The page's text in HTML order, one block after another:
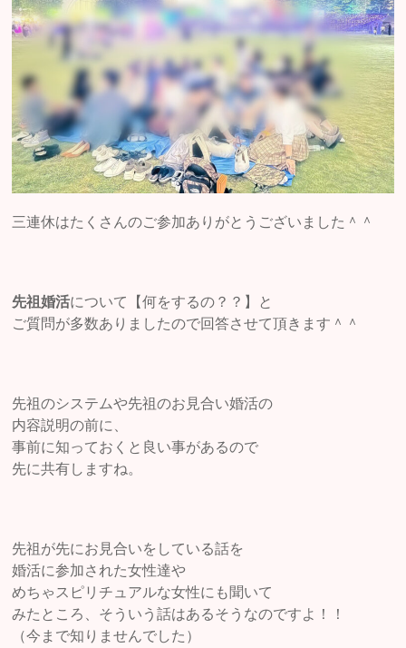
三連休はたくさんのご参加ありがとうございました＾＾
先祖婚活について【何をするの？？】と
ご質問が多数ありましたので回答させて頂きます＾＾
先祖のシステムや先祖のお見合い婚活の
内容説明の前に、
事前に知っておくと良い事があるので
先に共有しますね。
先祖が先にお見合いをしている話を
婚活に参加された女性達や
めちゃスピリチュアルな女性にも聞いて
みたところ、そういう話はあるそうなのですよ！！
（今まで知りませんでした）